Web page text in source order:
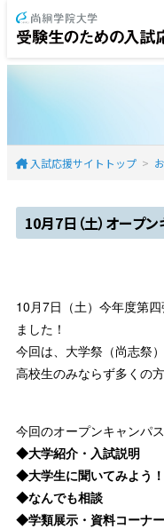
入試応援サイトトップ
10月7日（土）オープ
10月7日（土）今年度第
ました！
今回は、大学祭（尚志祭
高校生のみならず多くの
今回のオープンキャンパス
◆大学紹介・入試説明
◆大学生に聞いてみよう！
◆なんでも相談
◆学類展示・資料コーナー